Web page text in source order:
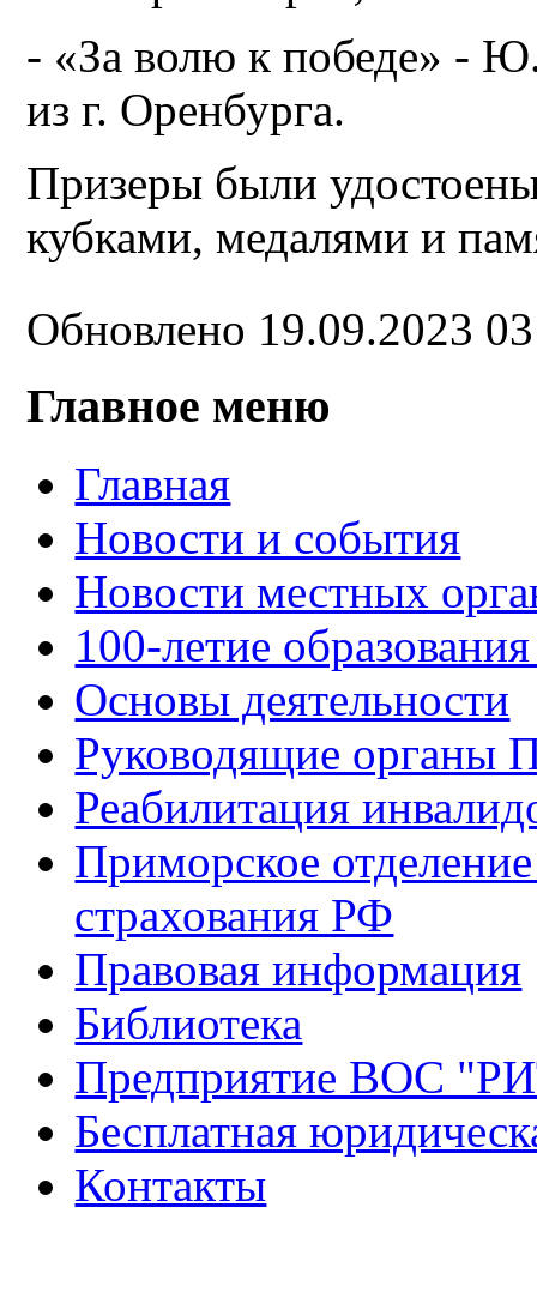
- «За волю к победе» -
из г. Оренбурга.
Призеры были
кубками, медалями и
Обновлено 19.09.2023
Главное меню
Главная
Новости и события
Новости местных
100-летие
Основы деятельности
Руководящие органы
Реабилитация
Приморское
страхования РФ
Правовая информация
Библиотека
Предприятие ВОС
Бесплатная
Контакты